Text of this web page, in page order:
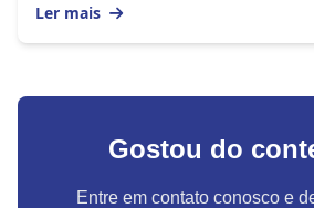
Ler mais
Gostou do
Entre em contato conosco e